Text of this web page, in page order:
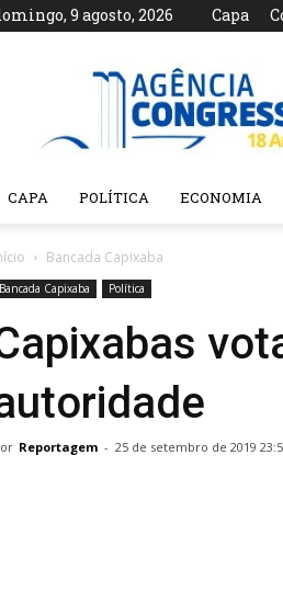
9 agosto, 2026 Capa
Agência
CAPA POLÍTICA ECONOMIA
Bancada Capixaba
Bancada Capixaba Política
Reportagem - 25 de setembro de 2019